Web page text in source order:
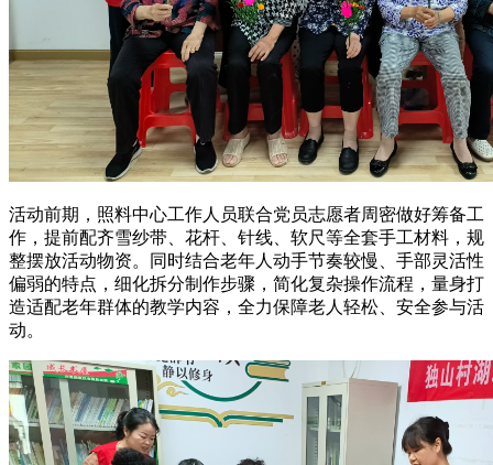
活动前期，照料中心工作人员联合党员志愿者周密做好筹备工
作，提前配齐雪纱带、花杆、针线、软尺等全套手工材料，规
整摆放活动物资。同时结合老年人动手节奏较慢、手部灵活性
偏弱的特点，细化拆分制作步骤，简化复杂操作流程，量身打
造适配老年群体的教学内容，全力保障老人轻松、安全参与活
动。